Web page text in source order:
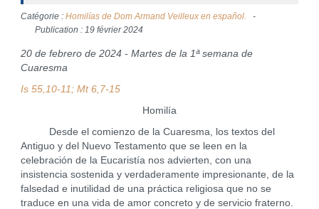
Catégorie : Homilías de Dom Armand Veilleux en español.
Publication : 19 février 2024
20 de febrero de 2024 - Martes de la 1ª semana de
Cuaresma
Is 55,10-11; Mt 6,7-15
Homilía
Desde el comienzo de la Cuaresma, los textos del
Antiguo y del Nuevo Testamento que se leen en la
celebración de la Eucaristía nos advierten, con una
insistencia sostenida y verdaderamente impresionante, de la
falsedad e inutilidad de una práctica religiosa que no se
traduce en una vida de amor concreto y de servicio fraterno.